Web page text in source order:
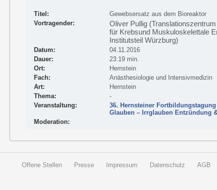
Titel:
Gewebsersatz aus dem Bioreaktor
Vortragender:
Oliver Pullig
für Krebsund Muskuloskelettale
Institutsteil Würzburg)
Datum:
04.11.2016
Dauer:
23:19 min.
Ort:
Hernstein
Fach:
Anästhesiologie und Intensivmedizin
Art:
Hernstein
Thema:
-
Veranstaltung:
36. Hernsteiner
Glauben – Irrglauben Entzündung
Moderation:
Offene Stellen Presse Impressum Datenschutz AGB